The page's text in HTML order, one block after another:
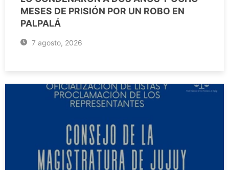
MESES DE PRISIÓN POR UN ROBO EN
PALPALÁ
7 agosto, 2026